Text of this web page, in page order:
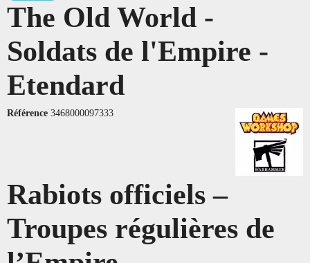
The Old World -
Soldats de l'Empire -
Etendard
Référence 3468000097333
Rabiots officiels –
Troupes régulières de